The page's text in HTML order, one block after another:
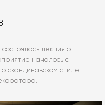
лекция о
началось с
скандинавском стиле